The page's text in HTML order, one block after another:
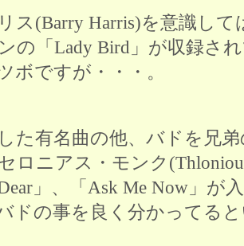
ス(Barry Harris)を意識して
の「Lady Bird」が収録さ
ボですが・・・。
た有名曲の他、バドを兄
ロニアス・モンク
」、「Ask Me Now」が
ドの事を良く分かってる